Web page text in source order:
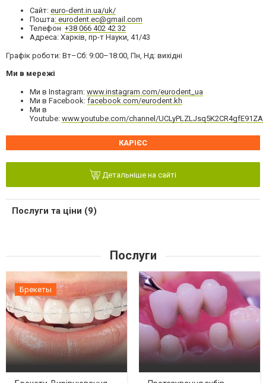
Сайт: euro-dent.in.ua/uk/
Пошта: eurodent.ec@gmail.com
Телефон +38 066 402 42 32
Адреса: Харків, пр-т Науки, 41/43
Графік роботи: Вт–Сб: 9:00–18:00, Пн, Нд: вихідні
Ми в мережі
Ми в Instagram: www.instagram.com/eurodent_ua
Ми в Facebook: facebook.com/eurodent.kh
Ми в
Youtube: www.youtube.com/channel/UCLyPLZLJsq5K2CR4gfE91ZA
КАРІЄС
Детальніше на сайті
Послуги та ціни (9)
Послуги
Брекеты